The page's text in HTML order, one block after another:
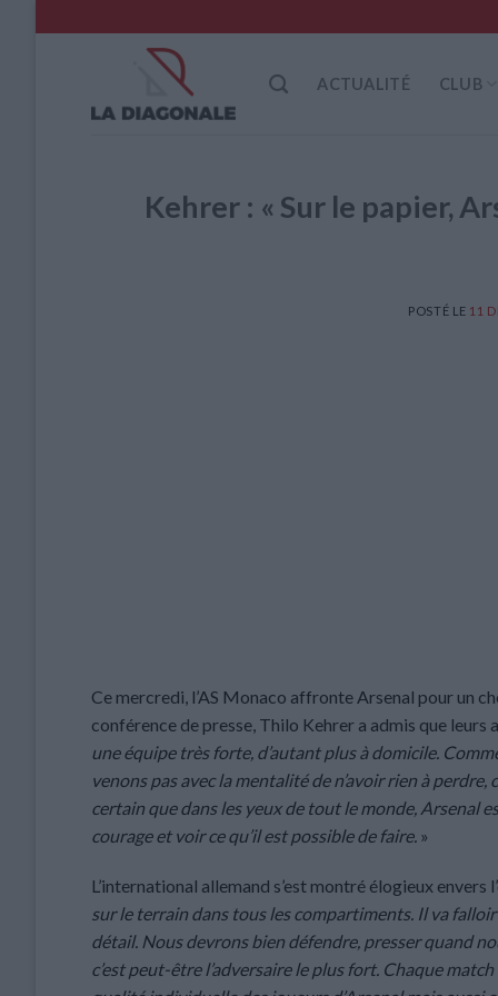
to
ACTUALITÉ CLUB
Kehrer : « Sur le papier,
POSTÉ LE 11
Ce mercredi, l’AS Monaco affronte Arsenal pour un
conférence de presse, Thilo Kehrer a admis que
une équipe très forte, d’autant plus à domicile.
venons pas avec la mentalité de n’avoir rien à
certain que dans les yeux de tout le monde, Arsenal
courage et voir ce qu’il est possible de faire. »
L’international allemand s’est montré élogieux envers
sur le terrain dans tous les compartiments. Il va
détail. Nous devrons bien défendre, presser quand
c’est peut-être l’adversaire le plus fort. Chaque